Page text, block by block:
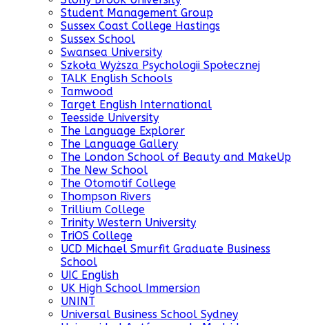
Student Management Group
Sussex Coast College Hastings
Sussex School
Swansea University
Szkoła Wyższa Psychologii Społecznej
TALK English Schools
Tamwood
Target English International
Teesside University
The Language Explorer
The Language Gallery
The London School of Beauty and MakeUp
The New School
The Otomotif College
Thompson Rivers
Trillium College
Trinity Western University
TriOS College
UCD Michael Smurfit Graduate Business
School
UIC English
UK High School Immersion
UNINT
Universal Business School Sydney